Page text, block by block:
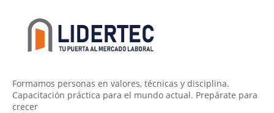
Formamos personas en valores, técnicas y disciplina.
Capacitación práctica para el mundo actual. Prepárate para
crecer